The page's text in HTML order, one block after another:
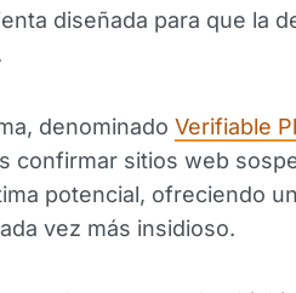
diseñada para que la
denominado Verifiable
confirmar sitios web
potencial, ofreciendo
vez más insidioso.